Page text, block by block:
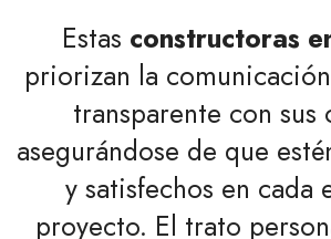
Estas constructoras
priorizan la
transparente con sus
asegurándose de que
y satisfechos en cada
proyecto. El trato